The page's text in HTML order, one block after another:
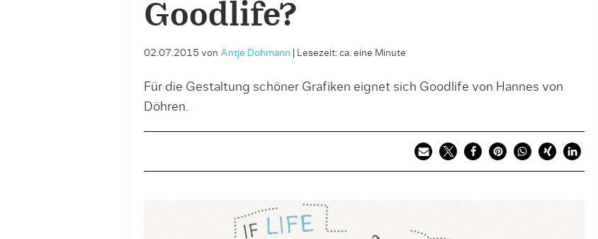
Goodlife?
02.07.2015 von Antje Dohmann Lesezeit: ca. eine Minute
Für die Gestaltung schöner Grafiken eignet sich Goodlife von Hannes von
Döhren.